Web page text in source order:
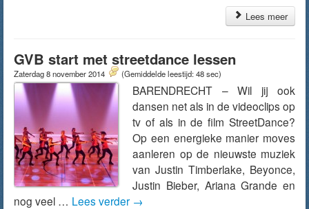
Lees meer
GVB start met streetdance lessen
Zaterdag 8 november 2014 (Gemiddelde leestijd: 48 sec)
BARENDRECHT – Wil jij ook
dansen net als in de videoclips op
tv of als in de film StreetDance?
Op een energieke manier moves
aanleren op de nieuwste muziek
van Justin Timberlake, Beyonce,
Justin Bieber, Ariana Grande en
nog veel … Lees verder →